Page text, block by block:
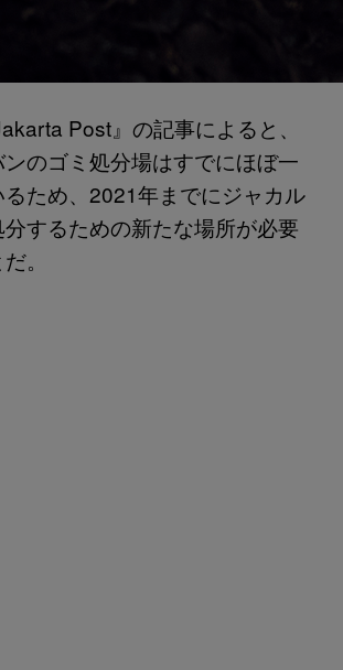
Post』の記事によると、
のゴミ処分場はすでにほぼ一
ため、2021年までにジャカル
するための新たな場所が必要
。